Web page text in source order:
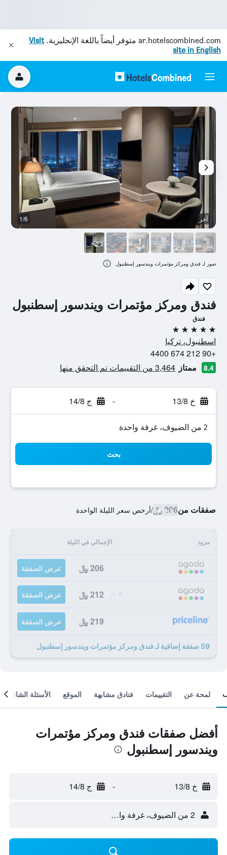
ar.hotelscombined.com متوفر أيضاً باللغة الإنجليزية.Visit
site in English
فندق ومركز مؤتمرات ويندسور إسطنبول
فندق
5 نجوم
اسطنبول، تركيا
+90 212 674 4400
8.4 ممتاز 3,464 من التقييمات تم التحقق منها
خ 13/8 - ج 14/8
2 من الضيوف، غرفة واحدة
بحث
صفقات من206 ﷼ /أرخص سعر الليلة الواحدة
مزود الإجمالي في الليلة
206 ﷼ عرض الصفقة
212 ﷼ عرض الصفقة
219 ﷼ عرض الصفقة
59 صفقة إضافية لـ فندق ومركز مؤتمرات ويندسور إسطنبول
آخر 1/6
صور لـ فندق ومركز مؤتمرات ويندسور إسطنبول
لمحة عن التقييمات فنادق مشابهة الموقع الأسئلة الشائعة
أفضل صفقات فندق ومركز مؤتمرات
ويندسور إسطنبول
خ 13/8 - ج 14/8
2 من الضيوف، غرفة واحدة